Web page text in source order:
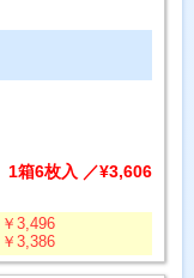
1箱6枚入 ／¥3,606
￥3,496
￥3,386